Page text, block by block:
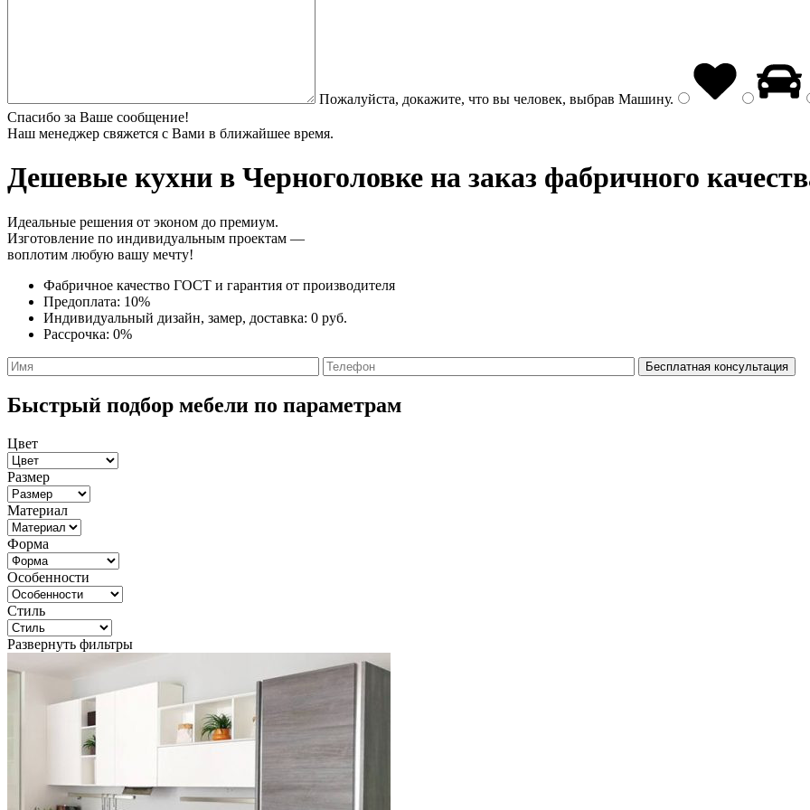
Пожалуйста, докажите, что вы человек, выбрав Машину.
Спасибо за Ваше сообщение!
Наш менеджер свяжется с Вами в ближайшее время.
Дешевые кухни в Черноголовке на заказ фабричного
Идеальные решения от эконом до премиум.
Изготовление по индивидуальным проектам —
воплотим любую вашу мечту!
Фабричное качество ГОСТ и гарантия от производителя
Предоплата: 10%
Индивидуальный дизайн, замер, доставка: 0 руб.
Рассрочка: 0%
Быстрый подбор мебели по параметрам
Цвет
Размер
Материал
Форма
Особенности
Стиль
Развернуть фильтры